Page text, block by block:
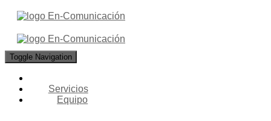
Toggle Navigation
Servicios
Equipo